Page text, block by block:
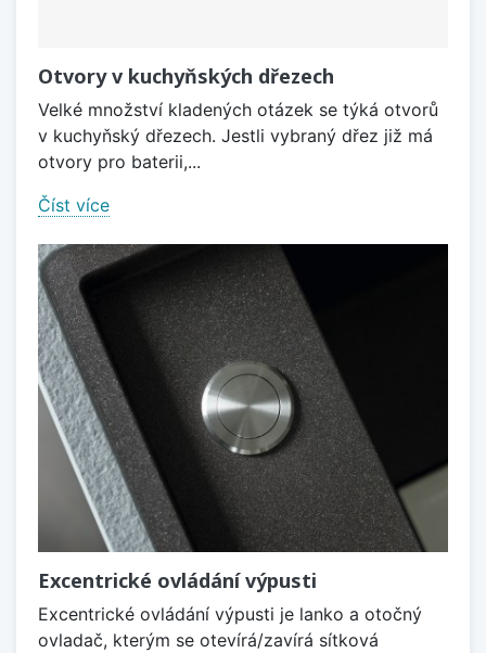
Otvory v kuchyňských dřezech
Velké množství kladených otázek se týká otvorů
v kuchyňský dřezech. Jestli vybraný dřez již má
otvory pro baterii,...
Číst více
Excentrické ovládání výpusti
Excentrické ovládání výpusti je lanko a otočný
ovladač, kterým se otevírá/zavírá sítková